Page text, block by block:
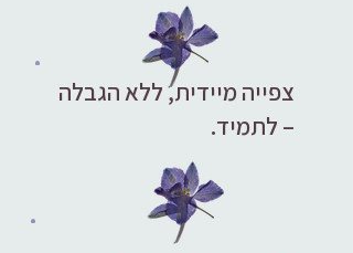
צפייה מיידית, ללא הגבלה
– לתמיד.